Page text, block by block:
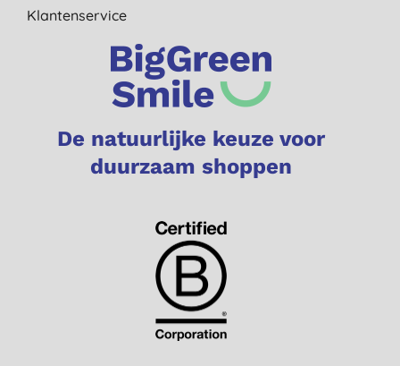
Klantenservice
De natuurlijke keuze voor
duurzaam shoppen